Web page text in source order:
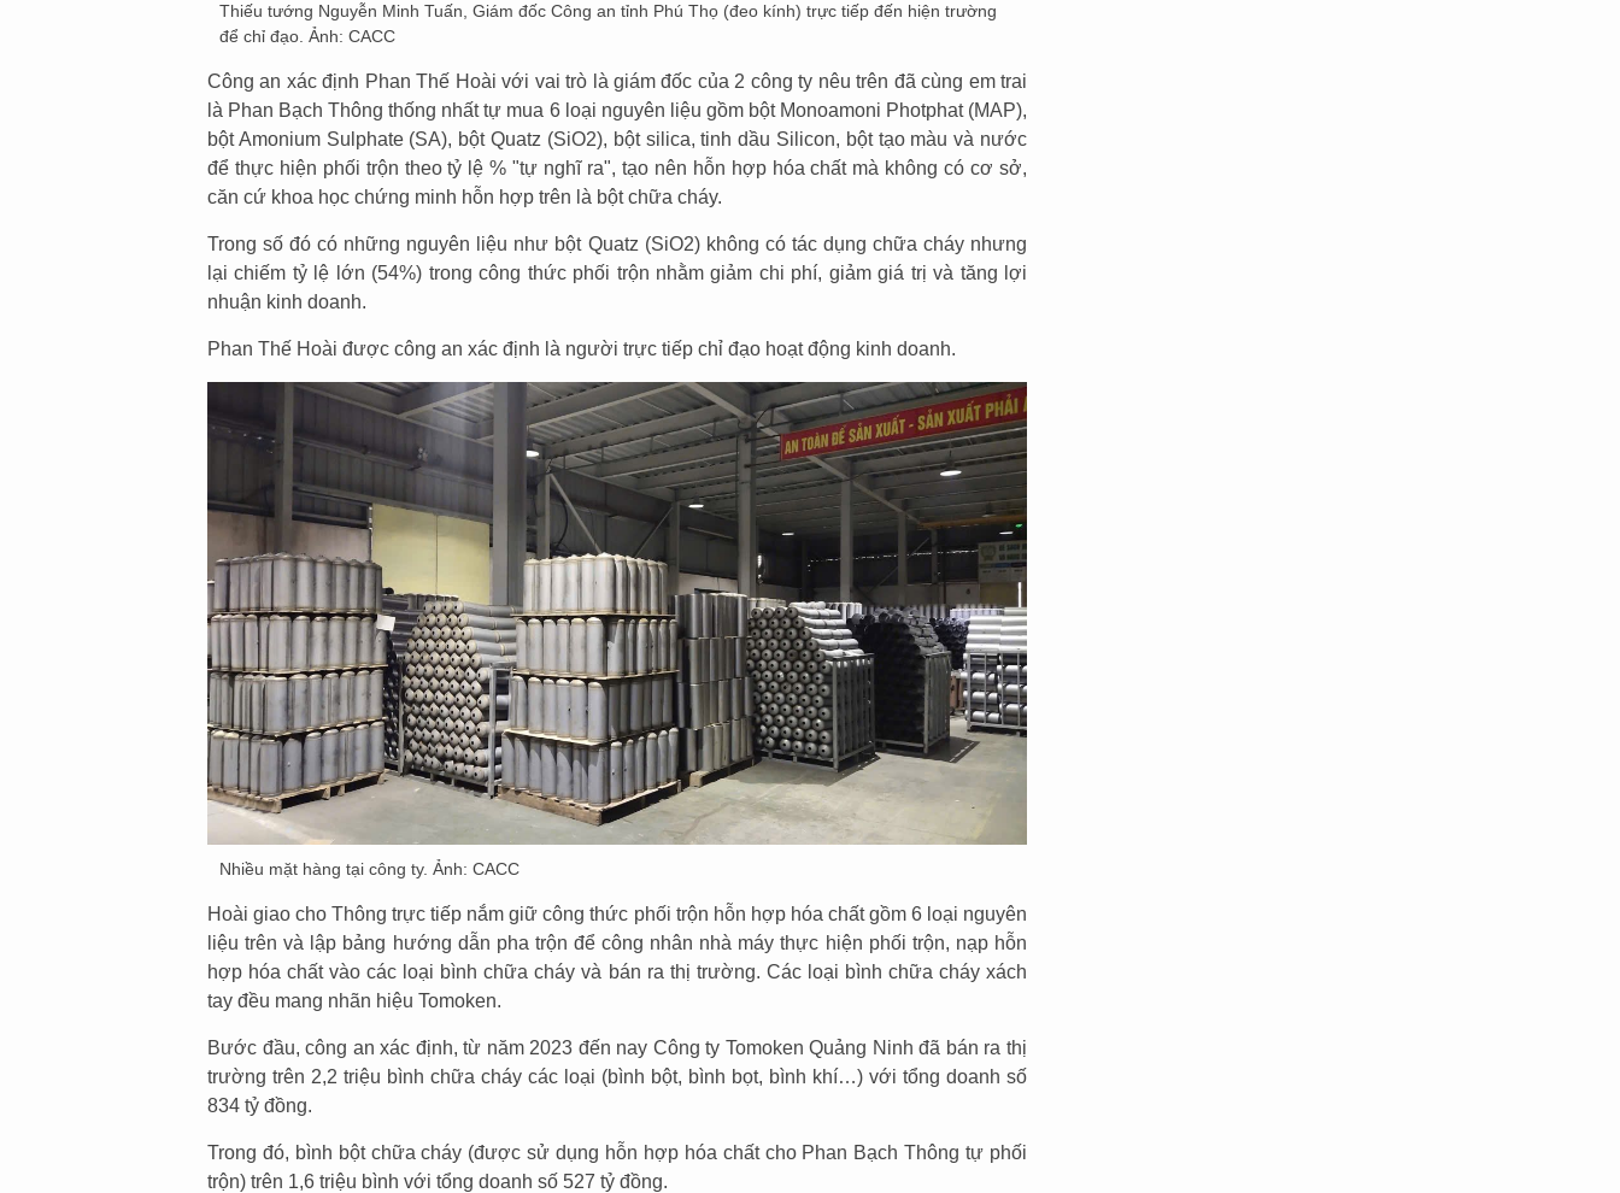
Thiếu tướng Nguyễn Minh Tuấn, Giám đốc Công an tỉnh Phú Thọ (đeo kính) trực tiếp đến hiện trường
để chỉ đạo. Ảnh: CACC
Công an xác định Phan Thế Hoài với vai trò là giám đốc của 2 công ty nêu trên đã cùng em trai
là Phan Bạch Thông thống nhất tự mua 6 loại nguyên liệu gồm bột Monoamoni Photphat (MAP),
bột Amonium Sulphate (SA), bột Quatz (SiO2), bột silica, tinh dầu Silicon, bột tạo màu và nước
để thực hiện phối trộn theo tỷ lệ % "tự nghĩ ra", tạo nên hỗn hợp hóa chất mà không có cơ sở,
căn cứ khoa học chứng minh hỗn hợp trên là bột chữa cháy.
Trong số đó có những nguyên liệu như bột Quatz (SiO2) không có tác dụng chữa cháy nhưng
lại chiếm tỷ lệ lớn (54%) trong công thức phối trộn nhằm giảm chi phí, giảm giá trị và tăng lợi
nhuận kinh doanh.
Phan Thế Hoài được công an xác định là người trực tiếp chỉ đạo hoạt động kinh doanh.
Nhiều mặt hàng tại công ty. Ảnh: CACC
Hoài giao cho Thông trực tiếp nắm giữ công thức phối trộn hỗn hợp hóa chất gồm 6 loại nguyên
liệu trên và lập bảng hướng dẫn pha trộn để công nhân nhà máy thực hiện phối trộn, nạp hỗn
hợp hóa chất vào các loại bình chữa cháy và bán ra thị trường. Các loại bình chữa cháy xách
tay đều mang nhãn hiệu Tomoken.
Bước đầu, công an xác định, từ năm 2023 đến nay Công ty Tomoken Quảng Ninh đã bán ra thị
trường trên 2,2 triệu bình chữa cháy các loại (bình bột, bình bọt, bình khí…) với tổng doanh số
834 tỷ đồng.
Trong đó, bình bột chữa cháy (được sử dụng hỗn hợp hóa chất cho Phan Bạch Thông tự phối
trộn) trên 1,6 triệu bình với tổng doanh số 527 tỷ đồng.